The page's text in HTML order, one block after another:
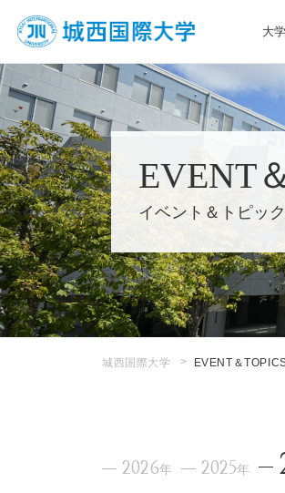
大
EVENT
イベント＆トピッ
城西国際大学 EVENT＆
2026年 2025年